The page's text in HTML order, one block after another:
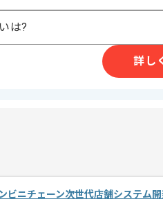
ルに不安がある方へ
記に似た経験やスキルをお持ちであれば
いサイト
は?
詳し
ビニチェーン次世代店舗システム